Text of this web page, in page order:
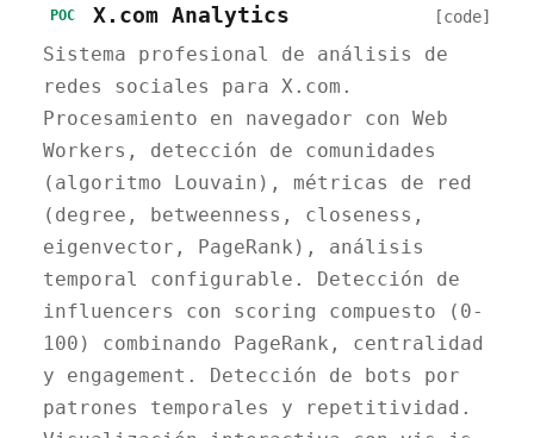
POC X.com Analytics [code]
Sistema profesional de análisis de
redes sociales para X.com.
Procesamiento en navegador con Web
Workers, detección de comunidades
(algoritmo Louvain), métricas de red
(degree, betweenness, closeness,
eigenvector, PageRank), análisis
temporal configurable. Detección de
influencers con scoring compuesto (0-
100) combinando PageRank, centralidad
y engagement. Detección de bots por
patrones temporales y repetitividad.